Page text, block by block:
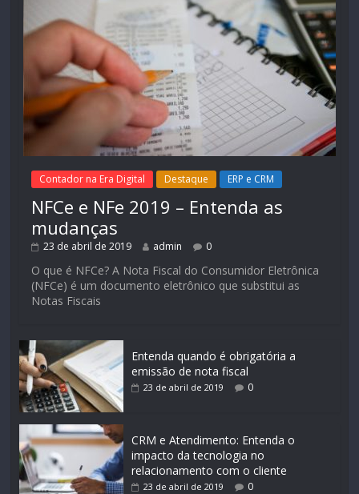
Contador na Era Digital Destaque ERP e CRM
NFCe e NFe 2019 – Entenda as
mudanças
23 de abril de 2019 admin 0
O que é NFCe? A Nota Fiscal do Consumidor Eletrônica
(NFCe) é um documento eletrônico que substitui as
Notas Fiscais
Entenda quando é obrigatória a
emissão de nota fiscal
23 de abril de 2019 0
CRM e Atendimento: Entenda o
impacto da tecnologia no
relacionamento com o cliente
23 de abril de 2019 0